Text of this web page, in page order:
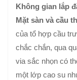
Không gian lắp
Mặt sàn và cầu
của tổ hợp cầu
chắc chắn, qua
via sắc nhọn có
một lớp cao su